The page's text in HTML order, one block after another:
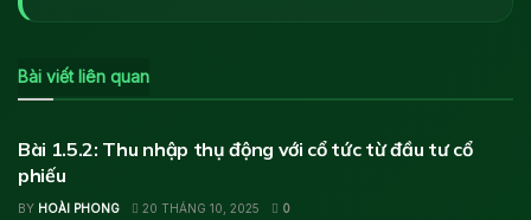
Bài viết liên quan
HỌC ĐẦU TƯ CHỨNG KHOÁN
Bài 1.5.2: Thu nhập thụ động với cổ tức từ đầu tư cổ
phiếu
BY HOÀI PHONG 20 THÁNG 10, 2025 0